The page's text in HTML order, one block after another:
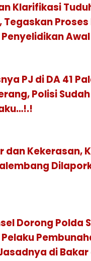
Klarifikasi
Proses
Awal
PJ di DA 41
Polisi
dan Kekerasan,
Dorong Polda
di Bakar